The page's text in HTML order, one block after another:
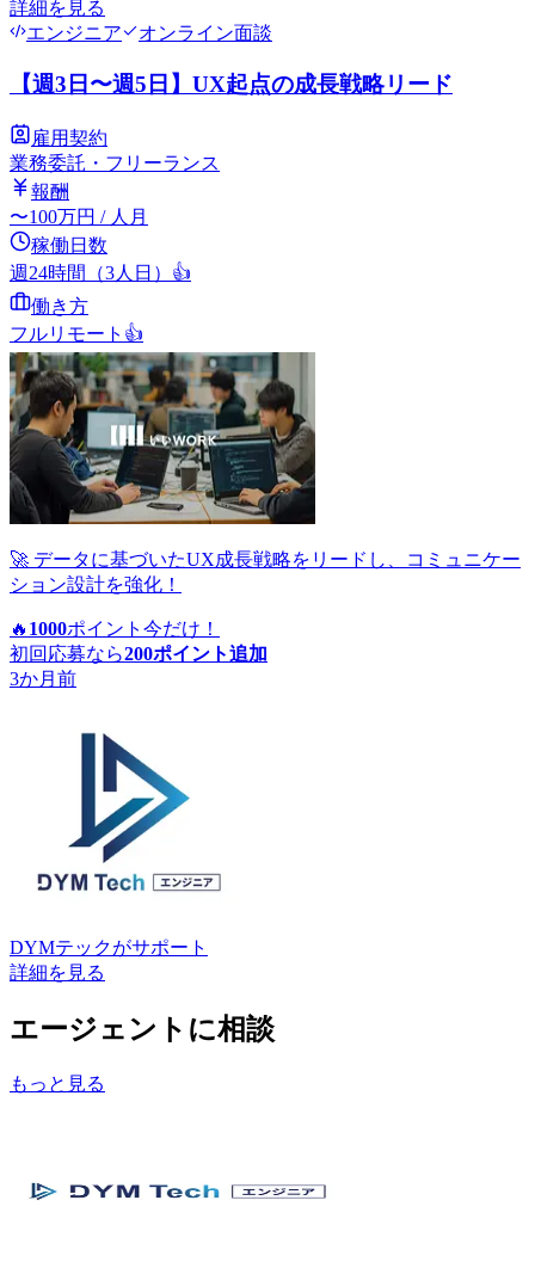
詳細を見る
エンジニア
オンライン面談
【週3日〜週5日】UX起点の成長戦略リード
雇用契約
業務委託・フリーランス
報酬
〜100万円 / 人月
稼働日数
週24時間（3人日） 👍
働き方
フルリモート 👍
🚀 データに基づいたUX成長戦略をリードし、コミュニケー
ション設計を強化！
🔥 1000ポイント 今だけ！
初回応募なら200ポイント追加
3か月前
DYMテックがサポート
詳細を見る
エージェントに相談
もっと見る